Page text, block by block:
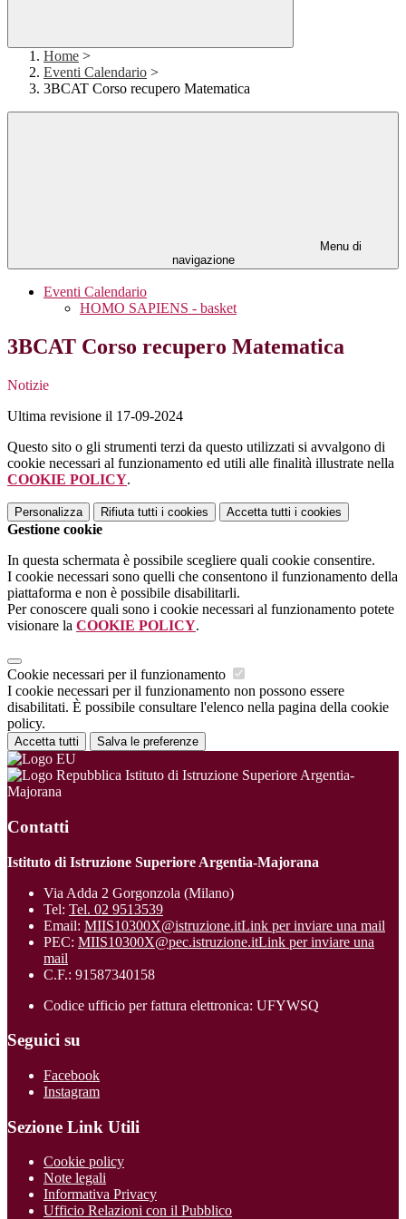
Home >
Eventi Calendario >
3BCAT Corso recupero Matematica
Menu di
navigazione
Eventi Calendario
HOMO SAPIENS - basket
3BCAT Corso recupero Matematica
Notizie
Ultima revisione il 17-09-2024
Questo sito o gli strumenti terzi da questo utilizzati si avvalgono di
cookie necessari al funzionamento ed utili alle finalità illustrate nella
COOKIE POLICY.
Personalizza Rifiuta tutti i cookies Accetta tutti i cookies
Gestione cookie
In questa schermata è possibile scegliere quali cookie consentire.
I cookie necessari sono quelli che consentono il funzionamento della
piattaforma e non è possibile disabilitarli.
Per conoscere quali sono i cookie necessari al funzionamento potete
visionare la COOKIE POLICY.
Cookie necessari per il funzionamento
I cookie necessari per il funzionamento non possono essere
disabilitati. È possibile consultare l'elenco nella pagina della cookie
policy.
Accetta tutti Salva le preferenze
Istituto di Istruzione Superiore Argentia-
Majorana
Contatti
Istituto di Istruzione Superiore Argentia-Majorana
Via Adda 2 Gorgonzola (Milano)
Tel: Tel. 02 9513539
Email: MIIS10300X@istruzione.itLink per inviare una mail
PEC: MIIS10300X@pec.istruzione.itLink per inviare una
mail
C.F.: 91587340158
Codice ufficio per fattura elettronica: UFYWSQ
Seguici su
Facebook
Instagram
Sezione Link Utili
Cookie policy
Note legali
Informativa Privacy
Ufficio Relazioni con il Pubblico